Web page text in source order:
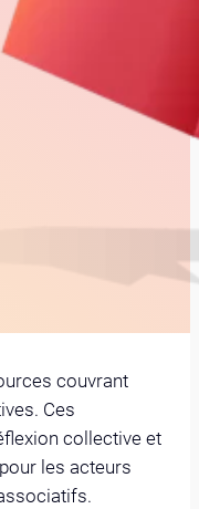
couvrant
Ces
collective et
les acteurs